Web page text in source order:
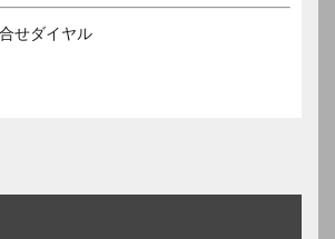
せダイヤル